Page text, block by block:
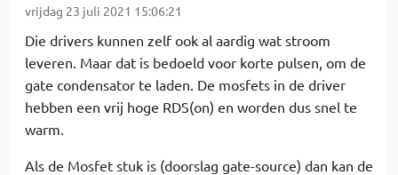
vrijdag 23 juli 2021 15:06:21
Die drivers kunnen zelf ook al aardig wat stroom
leveren. Maar dat is bedoeld voor korte pulsen, om de
gate condensator te laden. De mosfets in de driver
hebben een vrij hoge RDS(on) en worden dus snel te
warm.
Als de Mosfet stuk is (doorslag gate-source) dan kan de